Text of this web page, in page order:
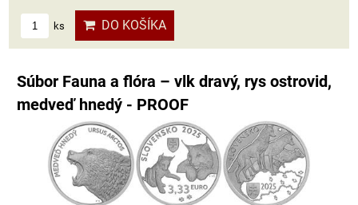
ks DO KOŠÍKA
Súbor Fauna a flóra – vlk dravý, rys ostrovid,
medveď hnedý - PROOF